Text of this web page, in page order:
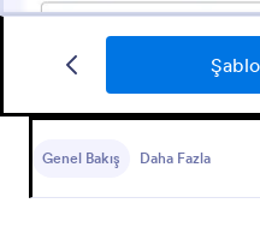
Genel Bakış Daha Fazla
Spa Onay Formu
müşteri onayını ve
otellerin veri toplama